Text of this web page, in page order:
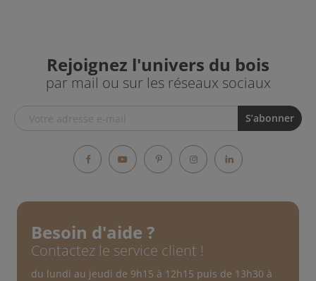
Rejoignez l'univers du bois
par mail ou sur les réseaux sociaux
FacebookYouTubePinterestInstagramLinkedIn
Besoin d'aide ?
Contactez le service client !
du lundi au jeudi de 9h15 à 12h15 puis de 13h30 à